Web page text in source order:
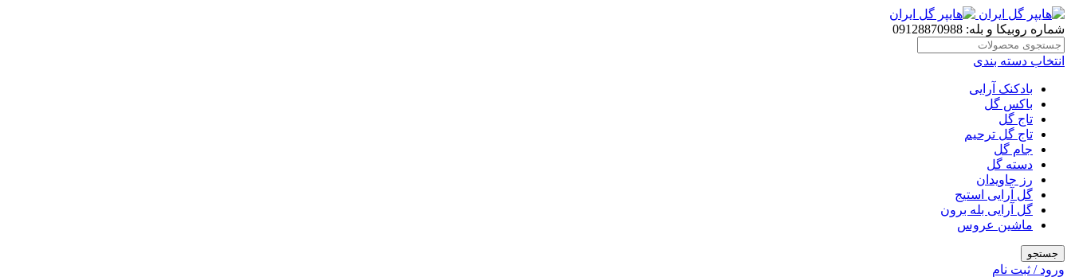
شماره روبیکا و بله: 09128870988
انتخاب دسته بندی
بادکنک آرایی
باکس گل
تاج گل
تاج گل ترحیم
جام گل
دسته گل
رز جاویدان
گل آرایی استیج
گل آرایی بله برون
ماشین عروس
جستجو
ورود / ثبت نام